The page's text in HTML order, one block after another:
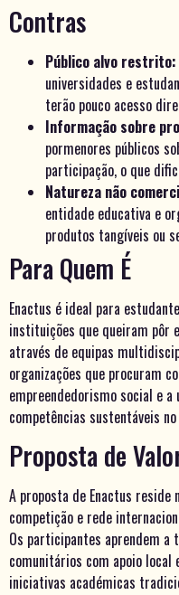
Contras
Público alvo restrito:
universidades e
terão pouco acesso
Informação sobre
pormenores públicos
participação, o que
Natureza não
entidade educativa e
produtos tangíveis ou
Para Quem É
Enactus é ideal para
instituições que queiram pôr
através de equipas
organizações que procuram
empreendedorismo social e
competências sustentáveis
Proposta de
A proposta de Enactus reside
competição e rede
Os participantes aprendem
comunitários com apoio local
iniciativas académicas